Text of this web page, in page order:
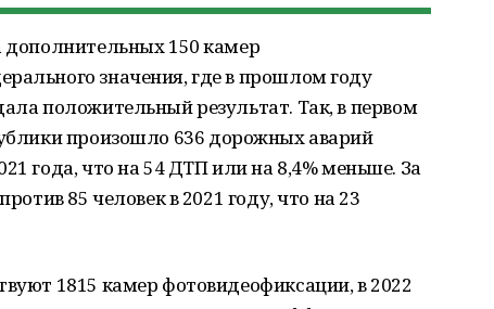
дополнительных 150 камер
значения, где в прошлом году
положительный результат. Так, в первом
произошло 636 дорожных аварий
года, что на 54 ДТП или на 8,4% меньше. За
85 человек в 2021 году, что на 23
1815 камер фотовидеофиксации, в 2022